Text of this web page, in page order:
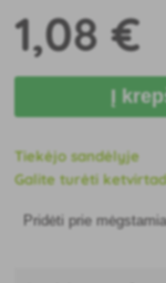
1,08 €
Į
Tiekėjo sandėlyje
Galite turėti
Pridėti prie